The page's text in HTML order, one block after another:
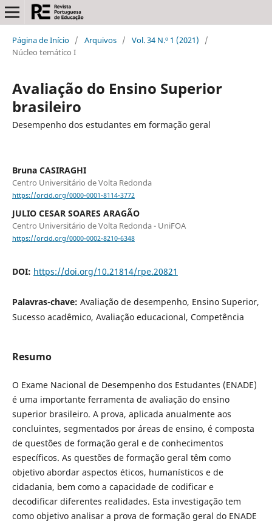
Página de Início / Arquivos / Vol. 34 N.º 1 (2021)
/
Núcleo temático I
Avaliação do Ensino Superior
brasileiro
Desempenho dos estudantes em formação geral
Bruna CASIRAGHI
Centro Universitário de Volta Redonda
https://orcid.org/0000-0001-8114-3772
JULIO CESAR SOARES ARAGÃO
Centro Universitário de Volta Redonda - UniFOA
https://orcid.org/0000-0002-8210-6348
DOI: https://doi.org/10.21814/rpe.20821
Palavras-chave: Avaliação de desempenho, Ensino Superior,
Sucesso acadêmico, Avaliação educacional, Competência
Resumo
O Exame Nacional de Desempenho dos Estudantes (ENADE)
é uma importante ferramenta de avaliação do ensino
superior brasileiro. A prova, aplicada anualmente aos
concluintes, segmentados por áreas de ensino, é composta
de questões de formação geral e de conhecimentos
específicos. As questões de formação geral têm como
objetivo abordar aspectos éticos, humanísticos e de
cidadania, bem como a capacidade de codificar e
decodificar diferentes realidades. Esta investigação tem
como objetivo analisar a prova de formação geral do ENADE